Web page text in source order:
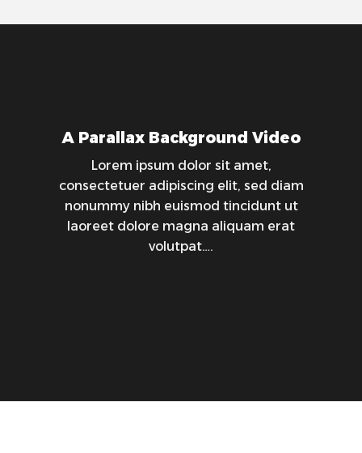
A Parallax Background Video
Lorem ipsum dolor sit amet,
consectetuer adipiscing elit, sed diam
nonummy nibh euismod tincidunt ut
laoreet dolore magna aliquam erat
volutpat….